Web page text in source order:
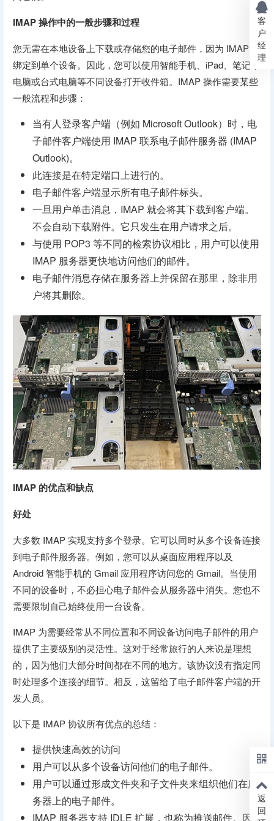
IMAP 操作中的一般步骤和过程
您无需在本地设备上下载或存储您的电子邮件，因为 IMAP 未
绑定到单个设备。因此，您可以使用智能手机、iPad、笔记本
电脑或台式电脑等不同设备打开收件箱。IMAP 操作需要某些
一般流程和步骤：
当有人登录客户端（例如 Microsoft Outlook）时，电
子邮件客户端使用 IMAP 联系电子邮件服务器 (IMAP
Outlook)。
此连接是在特定端口上进行的。
电子邮件客户端显示所有电子邮件标头。
一旦用户单击消息，IMAP 就会将其下载到客户端。
不会自动下载附件。它只发生在用户请求之后。
与使用 POP3 等不同的检索协议相比，用户可以使用
IMAP 服务器更快地访问他们的邮件。
电子邮件消息存储在服务器上并保留在那里，除非用
户将其删除。
IMAP 的优点和缺点
好处
大多数 IMAP 实现支持多个登录。它可以同时从多个设备连接
到电子邮件服务器。例如，您可以从桌面应用程序以及
Android 智能手机的 Gmail 应用程序访问您的 Gmail。当使用
不同的设备时，不必担心电子邮件会从服务器中消失。您也不
需要限制自己始终使用一台设备。
IMAP 为需要经常从不同位置和不同设备访问电子邮件的用户
提供了主要级别的灵活性。这对于经常旅行的人来说是理想
的，因为他们大部分时间都在不同的地方。该协议没有指定同
时处理多个连接的细节。相反，这留给了电子邮件客户端的开
发人员。
以下是 IMAP 协议所有优点的总结：
提供快速高效的访问
用户可以从多个设备访问他们的电子邮件。
用户可以通过形成文件夹和子文件夹来组织他们在服
务器上的电子邮件。
IMAP 服务器支持 IDLE 扩展，也称为推送邮件。因
客
户
经
理
返
回